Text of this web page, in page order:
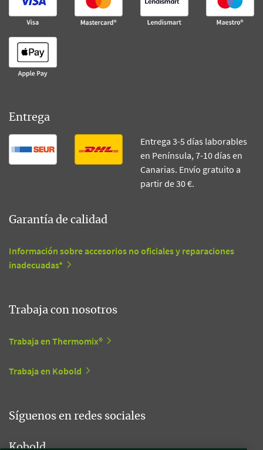
Entrega
Entrega 3-5 días laborables
en Península, 7-10 días en
Canarias. Envío gratuito a
partir de 30 €.
Garantía de calidad
Información sobre accesorios no oficiales y reparaciones
inadecuadas*
Trabaja con nosotros
Trabaja en Thermomix®
Trabaja en Kobold
Síguenos en redes sociales
Kobold